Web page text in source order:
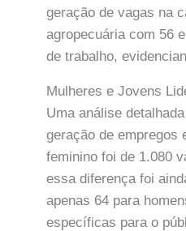
geração de vagas na
agropecuária com 56
de trabalho,
Mulheres e Jovens
Uma análise
geração de empregos
feminino foi de 1.080
essa diferença foi
apenas 64 para
específicas para o